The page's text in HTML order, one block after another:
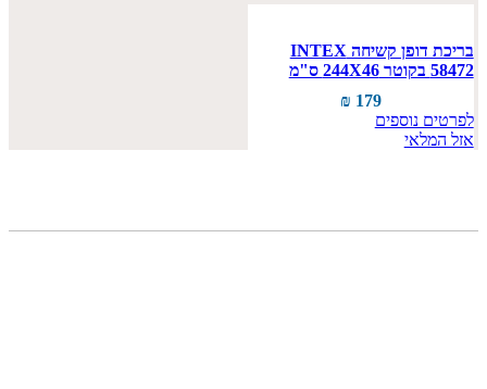
בריכת דופן קשיחה INTEX
58472 בקוטר 244X46 ס"מ
₪ 179
לפרטים נוספים
אזל המלאי